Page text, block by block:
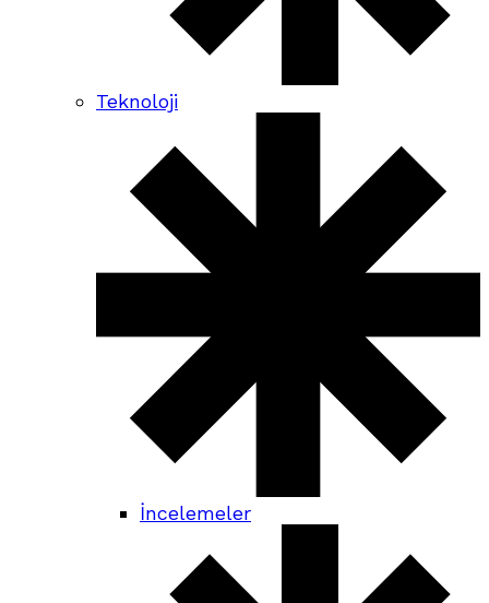
Teknoloji
İncelemeler